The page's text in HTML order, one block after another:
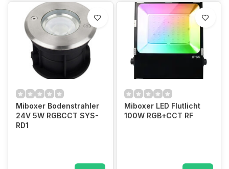
Miboxer Bodenstrahler
24V 5W RGBCCT SYS-
RD1
Miboxer LED Flutlicht
100W RGB+CCT RF